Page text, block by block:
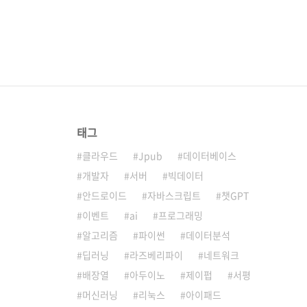
태그
클라우드 Jpub
데이터베이스
개발자
서버
빅데이터
안드로이드
자바스크립트
챗GPT
이벤트
ai
프로그래밍
알고리즘
파이썬
데이터분석
딥러닝
라즈베리파이
네트워크
배장열
아두이노 제이펍
서평
머신러닝
리눅스 아이패드